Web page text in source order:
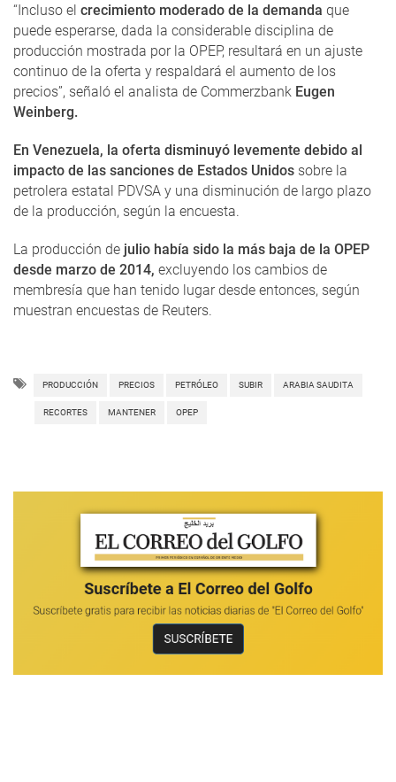
“Incluso el crecimiento moderado de la demanda que
puede esperarse, dada la considerable disciplina de
producción mostrada por la OPEP, resultará en un ajuste
continuo de la oferta y respaldará el aumento de los
precios”, señaló el analista de Commerzbank Eugen
Weinberg.
En Venezuela, la oferta disminuyó levemente debido al
impacto de las sanciones de Estados Unidos sobre la
petrolera estatal PDVSA y una disminución de largo plazo
de la producción, según la encuesta.
La producción de julio había sido la más baja de la OPEP
desde marzo de 2014, excluyendo los cambios de
membresía que han tenido lugar desde entonces, según
muestran encuestas de Reuters.
PRODUCCIÓN PRECIOS PETRÓLEO SUBIR ARABIA SAUDITA
RECORTES MANTENER OPEP